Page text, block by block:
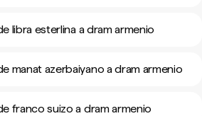
libra esterlina a dram armenio
manat azerbaiyano a dram armenio
franco suizo a dram armenio